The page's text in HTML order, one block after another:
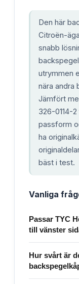
Den här
Citroën-
snabb
utrymmen
nära andra
Jämfört
326-0114-
passform
ha
bäst i test.
Vanliga
Passar TYC
till vänster
Hur svårt är